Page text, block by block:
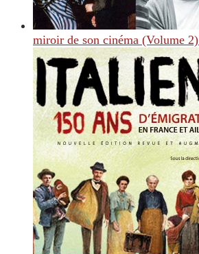
miroir de son cinéma (Volume 2)